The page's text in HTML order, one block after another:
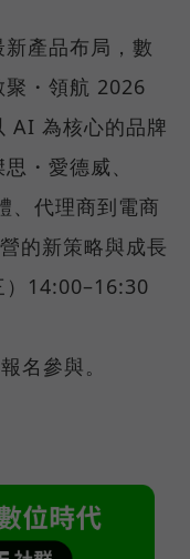
產品布局，數
・領航 2026
AI 為核心的品牌
・愛德威、
、代理商到電商
的新策略與成長
14:00–16:30
名參與。